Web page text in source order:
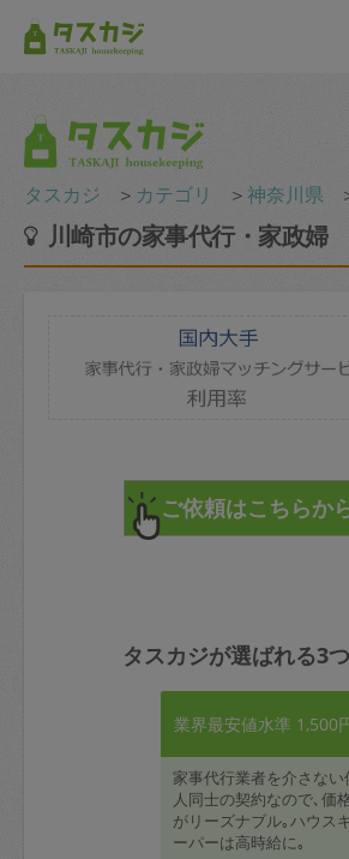
タスカジ ＞ カテゴリ ＞神奈川県
川崎市の家事代行・家政婦
タスカジが選ばれる3
業界最安値水準 1,500
家事代行業者を介さない
人同士の契約なので､価
がリーズナブル｡ハウスキ
ーパーは高時給に｡